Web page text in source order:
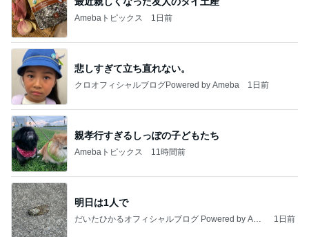
Amebaトピックス 1日前
悲しすぎて立ち直れない。
クロオフィシャルブログPowered by Ameba 1日前
親孝行すぎるしっぽの子どもたち
Amebaトピックス 11時間前
明日は1人で
だいたひかるオフィシャルブログ Powered by Ame
1日前